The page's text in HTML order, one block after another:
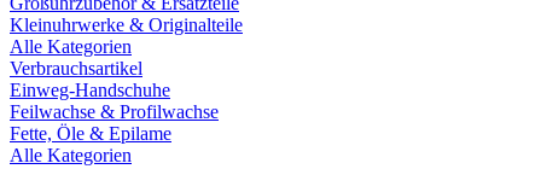
Kleinuhrwerke & Originalteile
Alle Kategorien
Verbrauchsartikel
Einweg-Handschuhe
Feilwachse & Profilwachse
Fette, Öle & Epilame
Alle Kategorien